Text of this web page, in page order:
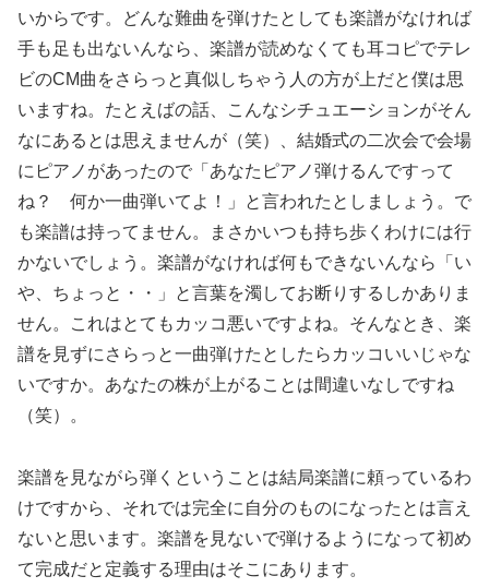
いからです。どんな難曲を弾けたとしても楽譜がなければ
手も足も出ないんなら、楽譜が読めなくても耳コピでテレ
ビのCM曲をさらっと真似しちゃう人の方が上だと僕は思
いますね。たとえばの話、こんなシチュエーションがそん
なにあるとは思えませんが（笑）、結婚式の二次会で会場
にピアノがあったので「あなたピアノ弾けるんですって
ね？ 何か一曲弾いてよ！」と言われたとしましょう。で
も楽譜は持ってません。まさかいつも持ち歩くわけには行
かないでしょう。楽譜がなければ何もできないんなら「い
や、ちょっと・・」と言葉を濁してお断りするしかありま
せん。これはとてもカッコ悪いですよね。そんなとき、楽
譜を見ずにさらっと一曲弾けたとしたらカッコいいじゃな
いですか。あなたの株が上がることは間違いなしですね
（笑）。
楽譜を見ながら弾くということは結局楽譜に頼っているわ
けですから、それでは完全に自分のものになったとは言え
ないと思います。楽譜を見ないで弾けるようになって初め
て完成だと定義する理由はそこにあります。